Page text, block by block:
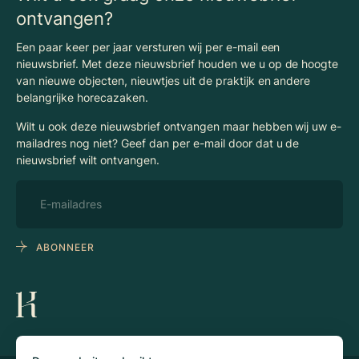
ontvangen?
Een paar keer per jaar versturen wij per e-mail een
nieuwsbrief. Met deze nieuwsbrief houden we u op de hoogte
van nieuwe objecten, nieuwtjes uit de praktijk en andere
belangrijke horecazaken.
Wilt u ook deze nieuwsbrief ontvangen maar hebben wij uw e-
mailadres nog niet? Geef dan per e-mail door dat u de
nieuwsbrief wilt ontvangen.
ABONNEER